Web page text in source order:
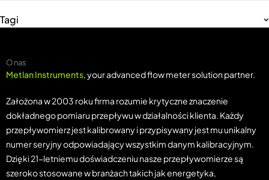
Tagi
O nas
Metlan Instruments, your advanced flow meter solution partner.
Założona w 2003 roku firma rozumie krytyczne znaczenie
dokładnego pomiaru przepływu w działalności klienta. Każdy
przepływomierz jest kalibrowany i przypisywany jest mu unikalny
numer seryjny odpowiadający wszystkim danym kalibracyjnym.
Dzięki 21-letniemu doświadczeniu nasze przepływomierze są
szeroko stosowane w branżach takich jak energetyka,